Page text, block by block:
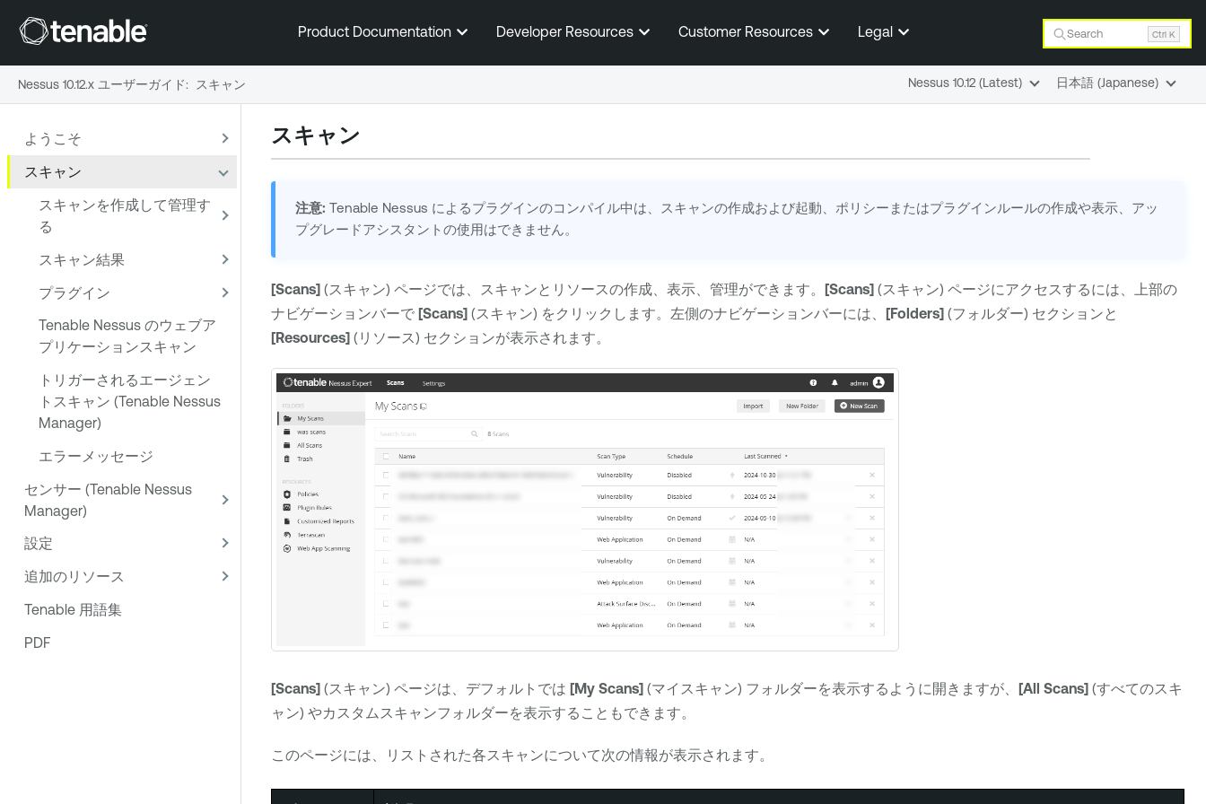
メインコンテンツに移動する
Product Documentation Developer Resources Customer Resources Legal Search Ctrl K
ようこそ
スキャン
スキャンを作成して管理す
る
スキャン結果
プラグイン
Tenable Nessus のウェブア
プリケーションスキャン
トリガーされるエージェン
トスキャン (Tenable Nessus
Manager)
エラーメッセージ
センサー (Tenable Nessus
Manager)
設定
追加のリソース
Tenable 用語集
PDF
スキャン
注意: Tenable Nessus によるプラグインのコンパイル中は、スキャンの作成および起動、ポリシーまたはプラグインルールの作成や表示、アッ
プグレードアシスタントの使用はできません。
[Scans] (スキャン) ページでは、スキャンとリソースの作成、表示、管理ができます。 [Scans] (スキャン) ページにアクセスするには、上部の
ナビゲーションバーで [Scans] (スキャン) をクリックします。左側のナビゲーションバーには、 [Folders] (フォルダー) セクションと
[Resources] (リソース) セクションが表示されます。
[Scans] (スキャン) ページは、デフォルトでは [My Scans] (マイスキャン) フォルダーを表示するように開きますが、 [All Scans] (すべてのスキ
ャン) やカスタムスキャンフォルダーを表示することもできます。
このページには、リストされた各スキャンについて次の情報が表示されます。
Nessus 10.12.x ユーザーガイド: スキャン Nessus 10.12 (Latest) 日本語 (Japanese)